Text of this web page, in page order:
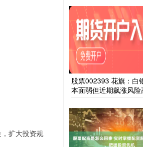
扩大投资规
股票002393 花旗：白
本面弱但近期飙涨风险